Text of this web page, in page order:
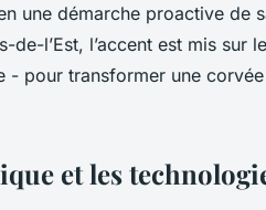
une démarche proactive de
de-l’Est, l’accent est mis sur
- pour transformer une
et les